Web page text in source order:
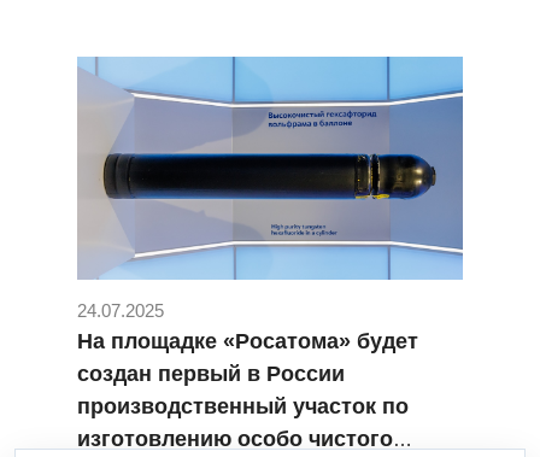
24.07.2025
На площадке «Росатома» будет
создан первый в России
производственный участок по
изготовлению особо чистого